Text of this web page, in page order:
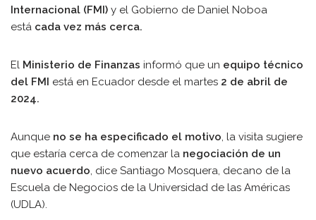
Internacional (FMI) y el Gobierno de Daniel Noboa
está cada vez más cerca.
El Ministerio de Finanzas informó que un equipo técnico
del FMI está en Ecuador desde el martes 2 de abril de
2024.
Aunque no se ha especificado el motivo, la visita sugiere
que estaría cerca de comenzar la negociación de un
nuevo acuerdo, dice Santiago Mosquera, decano de la
Escuela de Negocios de la Universidad de las Américas
(UDLA).